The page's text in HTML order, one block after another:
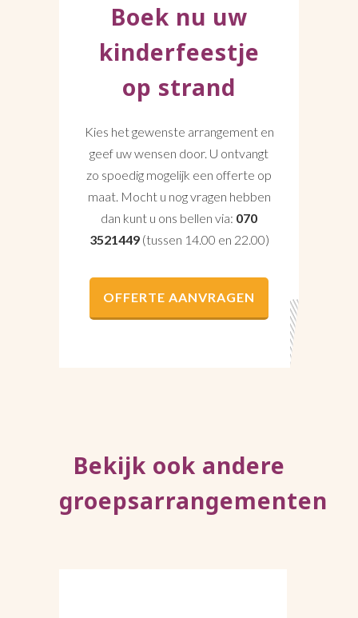
Boek nu uw
kinderfeestje
op strand
Kies het gewenste arrangement en
geef uw wensen door. U ontvangt
zo spoedig mogelijk een offerte op
maat. Mocht u nog vragen hebben
dan kunt u ons bellen via: 070
3521449(tussen 14.00 en 22.00)
OFFERTE AANVRAGEN
Bekijk ook andere
groepsarrangementen